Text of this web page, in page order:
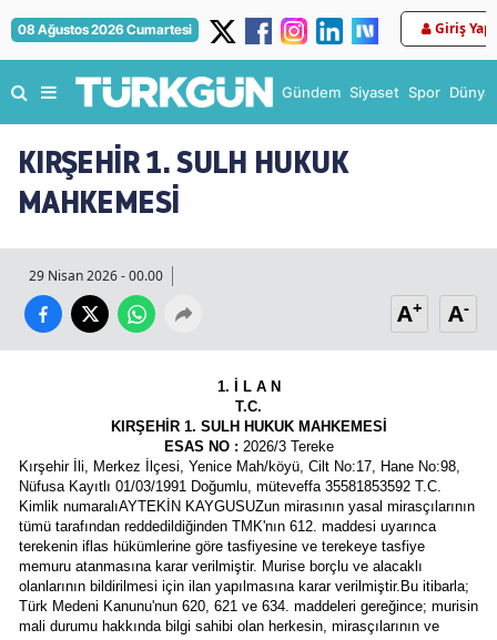
08 Ağustos 2026 Cumartesi Giriş Yap
Gündem Siyaset Spor Dünya
KIRŞEHİR 1. SULH HUKUK
MAHKEMESİ
29 Nisan 2026 - 00.00
A+ A-
1. İ L A N
T.C.
KIRŞEHİR 1. SULH HUKUK MAHKEMESİ
ESAS NO : 2026/3 Tereke
Kırşehir İli, Merkez İlçesi, Yenice Mah/köyü, Cilt No:17, Hane No:98,
Nüfusa Kayıtlı 01/03/1991 Doğumlu, müteveffa 35581853592 T.C.
Kimlik numaralıAYTEKİN KAYGUSUZun mirasının yasal mirasçılarının
tümü tarafından reddedildiğinden TMK'nın 612. maddesi uyarınca
terekenin iflas hükümlerine göre tasfiyesine ve terekeye tasfiye
memuru atanmasına karar verilmiştir. Murise borçlu ve alacaklı
olanlarının bildirilmesi için ilan yapılmasına karar verilmiştir.Bu itibarla;
Türk Medeni Kanunu'nun 620, 621 ve 634. maddeleri gereğince; murisin
mali durumu hakkında bilgi sahibi olan herkesin, mirasçılarının ve